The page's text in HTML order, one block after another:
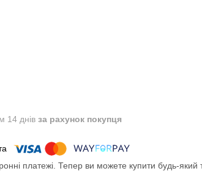
14 днів за рахунок покупця
платежі. Тепер ви можете купити будь-який